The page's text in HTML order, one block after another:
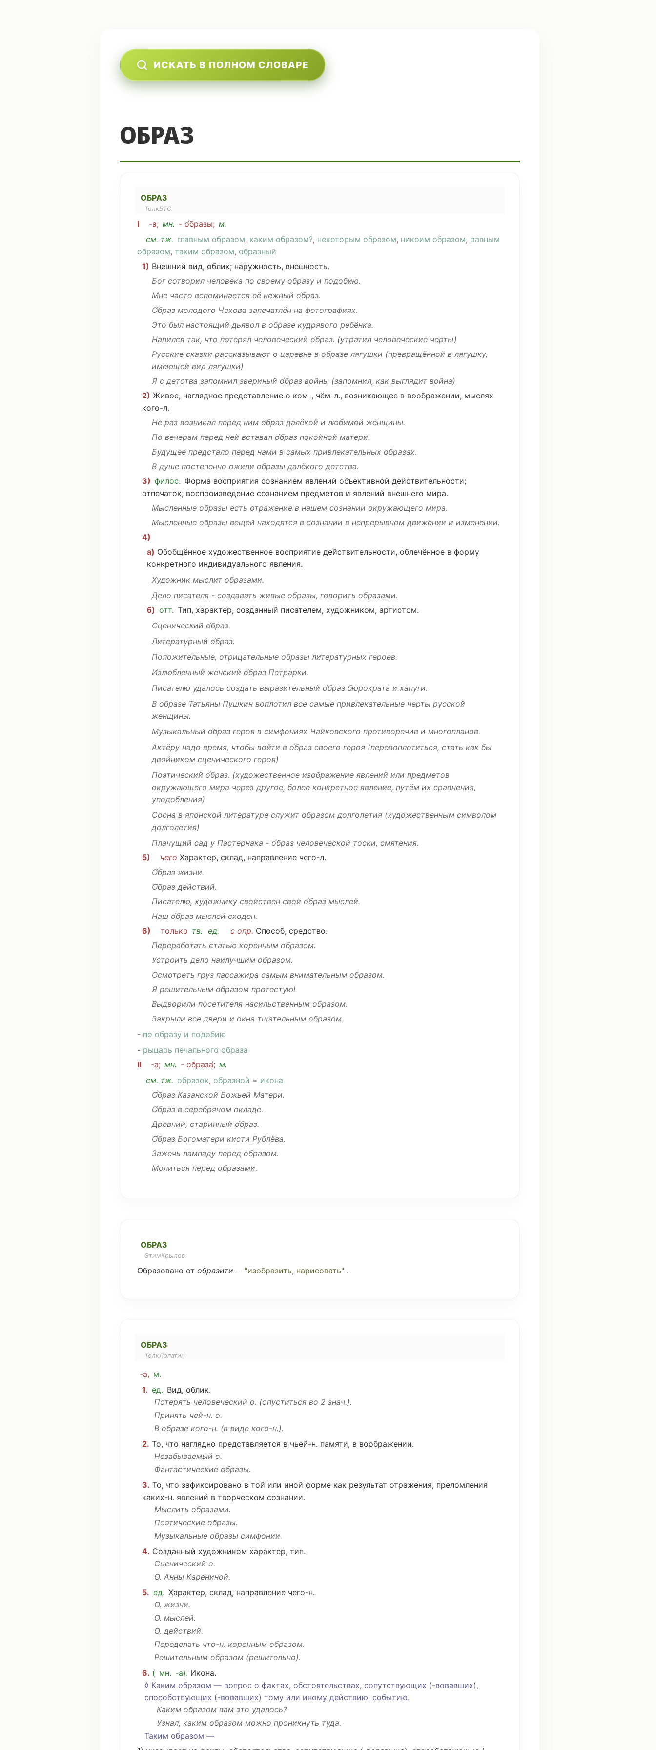
ИСКАТЬ В ПОЛНОМ СЛОВАРЕ
ОБРАЗ
ОБРАЗ
ТолкБТС
I -а; мн. - о́бразы; м.
см. тж. главным образом, каким образом?, некоторым образом, никоим образом, равным
образом, таким образом, образный
1) Внешний вид, облик; наружность, внешность.
Бог сотворил человека по своему образу и подобию.
Мне часто вспоминается её нежный о́браз.
О́браз молодого Чехова запечатлён на фотографиях.
Это был настоящий дьявол в образе кудрявого ребёнка.
Напился так, что потерял человеческий о́браз. (утратил человеческие черты)
Русские сказки рассказывают о царевне в образелягушки (превращённой влягушку,
имеющей вид лягушки)
Я сдетства запомнил звериный о́браз войны (запомнил, как выглядит война)
2) Живое, наглядное представление о ком-, чём-л., возникающее в воображении, мыслях
кого-л.
Не раз возникал перед ним о́браздалёкой илюбимой женщины.
По вечерам перед ней вставал о́браз покойной матери.
Будущее предстало перед нами в самых привлекательных образах.
Вдуше постепенно ожили образыдалёкого детства.
3) филос. Форма восприятия сознанием явлений объективной действительности;
отпечаток, воспроизведение сознанием предметов и явлений внешнего мира.
Мысленные образы есть отражение в нашем сознании окружающего мира.
Мысленные образы вещей находятся в сознании в непрерывном движении и изменении.
4)
а) Обобщённое художественное восприятие действительности, облечённое в форму
конкретного индивидуального явления.
Художник мыслит образами.
Дело писателя - создавать живые образы, говорить образами.
б) отт. Тип, характер, созданный писателем, художником, артистом.
Сценический о́браз.
Литературный о́браз.
Положительные, отрицательные образылитературных героев.
Излюбленный женский о́браз Петрарки.
Писателю удалось создать выразительный о́браз бюрократа и хапуги.
В образе Татьяны Пушкин воплотил все самые привлекательные черты русской
женщины.
Музыкальный о́браз героя в симфониях Чайковского противоречив и многопланов.
Актёру надо время, чтобы войти в о́браз своего героя (перевоплотиться, стать как бы
двойником сценического героя)
Поэтический о́браз. (художественное изображение явлений или предметов
окружающего мира через другое, более конкретное явление, путём их сравнения,
уподобления)
Сосна в японской литературе служит образомдолголетия (художественным символом
долголетия)
Плачущий сад у Пастернака - о́браз человеческой тоски, смятения.
5)
чего Характер, склад, направление чего-л.
О́браз жизни.
О́браздействий.
Писателю, художнику свойствен свой о́браз мыслей.
Наш о́браз мыслей сходен.
6)
только тв. ед. с опр. Способ, средство.
Переработать статью коренным образом.
Устроить дело наилучшим образом.
Осмотреть груз пассажира самым внимательным образом.
Я решительным образом протестую!
Выдворили посетителя насильственным образом.
Закрыли все двери и окна тщательным образом.
- по образу и подобию
- рыцарь печального образа
II
-а; мн. - образа́; м.
см. тж. образок, образной = икона
О́браз Казанской Божьей Матери.
О́браз в серебряном окладе.
Древний, старинный о́браз.
О́браз Богоматери кисти Рублёва.
Зажечь лампаду перед образом.
Молиться перед образами.
ОБРАЗ
ЭтимКрылов
Образовано от образити – "изобразить, нарисовать" .
ОБРАЗ
ТолкЛопатин
-а, м.
1. ед. Вид, облик.
Потерять человеческий о. (опуститься во 2 знач.).
Принять чей-н. о.
В образе кого-н. (в виде кого-н.).
2. То, что наглядно представляется в чьей-н. памяти, в воображении.
Незабываемый о.
Фантастические образы.
3. То, что зафиксировано в той или иной форме как результат отражения, преломления
каких-н. явлений в творческом сознании.
Мыслить образами.
Поэтические образы.
Музыкальные образы симфонии.
4. Созданный художником характер, тип.
Сценический о.
О. Анны Карениной.
5. ед. Характер, склад, направление чего-н.
О. жизни.
О. мыслей.
О.действий.
Переделать что-н. коренным образом.
Решительным образом (решительно).
6. ( мн. -а). Икона.
◊ Каким образом — вопрос о фактах, обстоятельствах, сопутствующих (-вовавших),
способствующих (-вовавших) тому или иному действию, событию.
Каким образом вам это удалось?
Узнал, каким образом можно проникнуть туда.
Таким образом —